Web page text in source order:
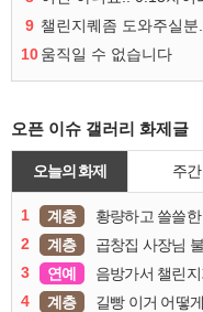
9 챌린지퀘좀 도와주실분
10움직일 수 없습니다
오픈 이슈 갤러리 화제글
오늘의 화제 주간
1 계층 황량하고 쓸쓸
2
계층 곱창집 사장님
3
연예 음방가서 챌린
4
계층 길빵 이거 어떻